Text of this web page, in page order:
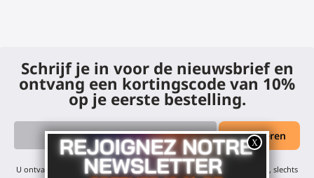
Schrijf je in voor de nieuwsbrief en
ontvang een kortingscode van 10%
op je eerste bestelling.
U ontvangt onze maandelijkse updates en aanbiedingen - geen spam, slechts